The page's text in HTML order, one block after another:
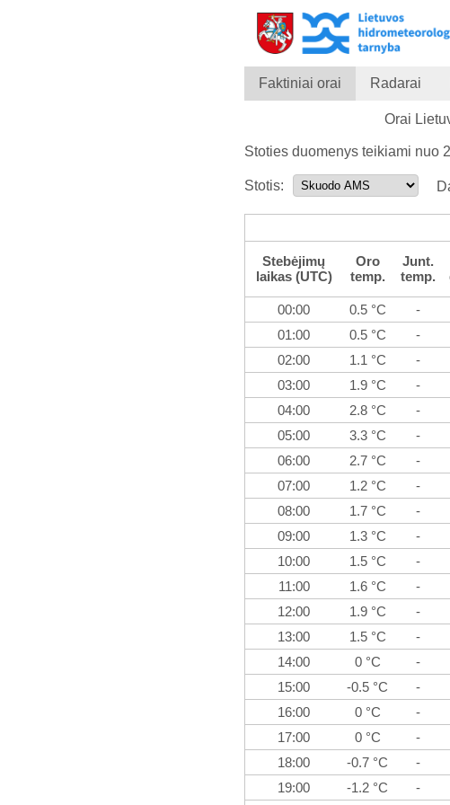
Faktiniai orai Radarai
Orai
Stoties duomenys teikiami nuo
Stotis:
Stebėjimų
laikas (UTC)
Oro
temp.
Junt.
temp.
00:00 0.5 °C -
01:00
0.5 °C -
02:00
1.1 °C -
03:00
1.9 °C -
04:00
2.8 °C -
05:00
3.3 °C -
06:00
2.7 °C -
07:00
1.2 °C -
08:00
1.7 °C -
09:00
1.3 °C -
10:00
1.5 °C -
11:00
1.6 °C -
12:00
1.9 °C -
13:00
1.5 °C -
14:00
0 °C -
15:00
-0.5 °C -
16:00
0 °C -
17:00
0 °C -
18:00
-0.7 °C -
19:00
-1.2 °C -